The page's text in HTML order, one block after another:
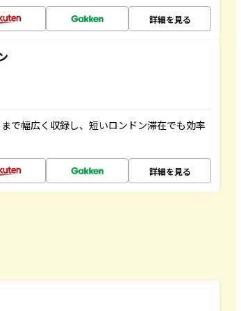
詳細を見る
で幅広く収録し、短いロンドン滞在でも効率
詳細を見る